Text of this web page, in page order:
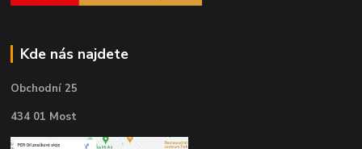
Kde nás najdete
Obchodní 25
434 01 Most